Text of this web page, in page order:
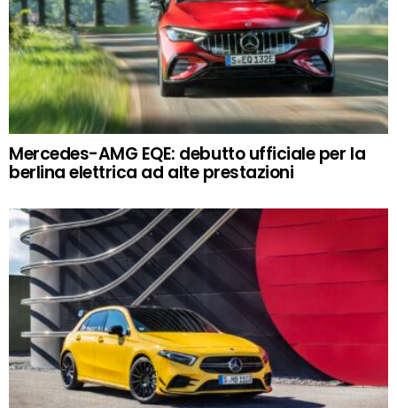
Mercedes-AMG EQE: debutto ufficiale per la
berlina elettrica ad alte prestazioni